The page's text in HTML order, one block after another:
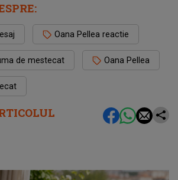
Oana Pellea reactie
de mestecat Oana Pellea